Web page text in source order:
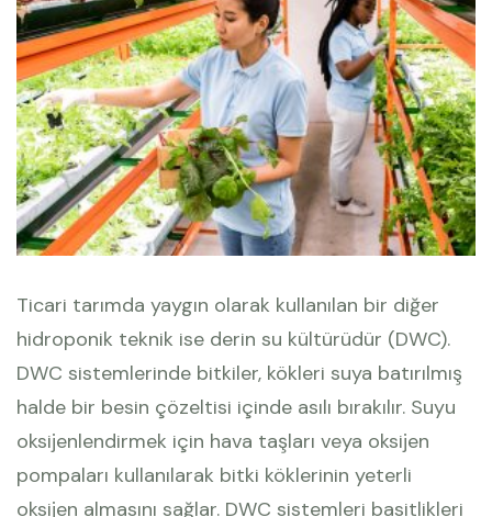
Ticari tarımda yaygın olarak kullanılan bir diğer
hidroponik teknik ise derin su kültürüdür (DWC).
DWC sistemlerinde bitkiler, kökleri suya batırılmış
halde bir besin çözeltisi içinde asılı bırakılır. Suyu
oksijenlendirmek için hava taşları veya oksijen
pompaları kullanılarak bitki köklerinin yeterli
oksijen almasını sağlar. DWC sistemleri basitlikleri